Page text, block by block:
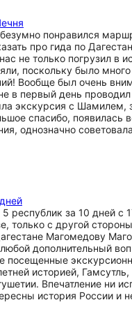
понравился
про гида по
не только погрузил
поскольку было
Вообще был очень
в первый день
экскурсия с Шамилем,
спасибо,
однозначно
республик за 10 дней
только с другой
Магомедову
любой дополнительный
посещенные
историей,
Впечатление ни
история России и